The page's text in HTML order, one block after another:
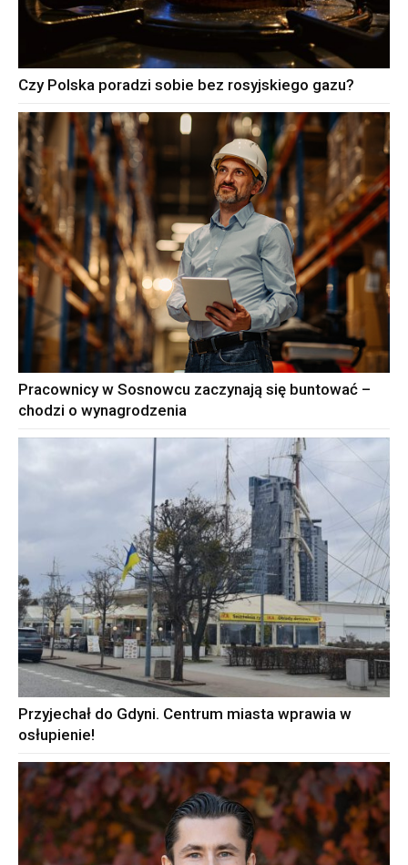
Czy Polska poradzi sobie bez rosyjskiego gazu?
Pracownicy w Sosnowcu zaczynają się buntować –
chodzi o wynagrodzenia
Przyjechał do Gdyni. Centrum miasta wprawia w
osłupienie!